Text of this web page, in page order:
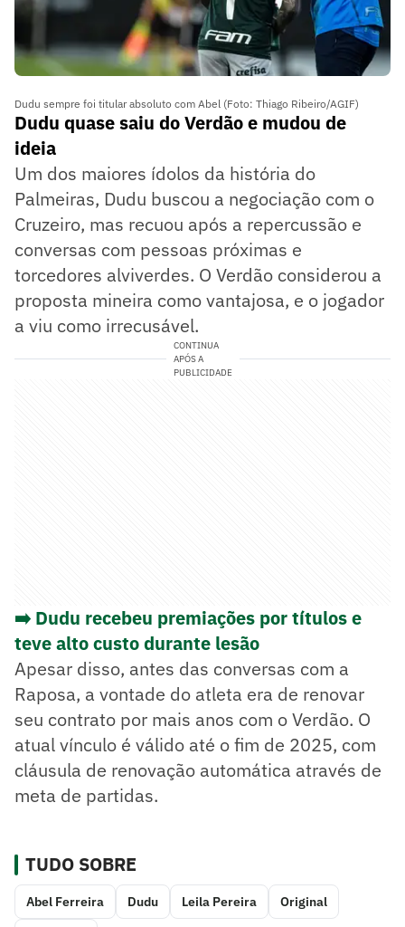
Dudu sempre foi titular absoluto com Abel (Foto: Thiago Ribeiro/AGIF)
Dudu quase saiu do Verdão e mudou de
ideia
Um dos maiores ídolos da história do
Palmeiras, Dudu buscou a negociação com o
Cruzeiro, mas recuou após a repercussão e
conversas com pessoas próximas e
torcedores alviverdes. O Verdão considerou a
proposta mineira como vantajosa, e o jogador
a viu como irrecusável.
CONTINUA
APÓS A
PUBLICIDADE
➡️ Dudu recebeu premiações por títulos e
teve alto custo durante lesão
Apesar disso, antes das conversas com a
Raposa, a vontade do atleta era de renovar
seu contrato por mais anos com o Verdão. O
atual vínculo é válido até o fim de 2025, com
cláusula de renovação automática através de
meta de partidas.
TUDO SOBRE
Abel Ferreira Dudu Leila Pereira Original